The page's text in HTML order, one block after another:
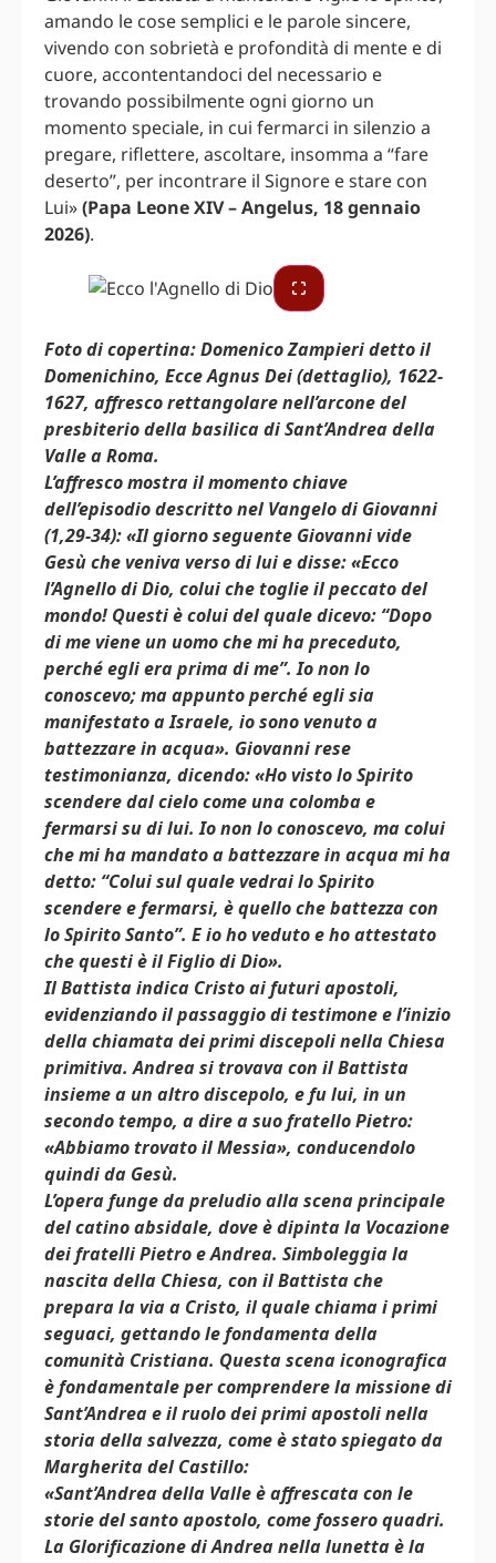
amando le cose semplici e le parole sincere,
vivendo con sobrietà e profondità di mente e di
cuore, accontentandoci del necessario e
trovando possibilmente ogni giorno un
momento speciale, in cui fermarci in silenzio a
pregare, riflettere, ascoltare, insomma a “fare
deserto”, per incontrare il Signore e stare con
Lui»(Papa Leone XIV – Angelus, 18 gennaio
2026).
Foto di copertina: Domenico Zampieri detto il
Domenichino, Ecce Agnus Dei (dettaglio), 1622-
1627, affresco rettangolare nell’arcone del
presbiterio della basilica di Sant’Andrea della
Valle a Roma.
L’affresco mostra il momento chiave
dell’episodio descritto nel Vangelo di Giovanni
(1,29-34): «Il giorno seguente Giovanni vide
Gesù che veniva verso di lui e disse: «Ecco
l’Agnello di Dio, colui che toglie il peccato del
mondo! Questi è colui del quale dicevo: “Dopo
di me viene un uomo che mi ha preceduto,
perché egli era prima di me”. Io non lo
conoscevo; ma appunto perché egli sia
manifestato a Israele, io sono venuto a
battezzare in acqua». Giovanni rese
testimonianza, dicendo: «Ho visto lo Spirito
scendere dal cielo come una colomba e
fermarsi su di lui. Io non lo conoscevo, ma colui
che mi ha mandato a battezzare in acqua mi ha
detto: “Colui sul quale vedrai lo Spirito
scendere e fermarsi, è quello che battezza con
lo Spirito Santo”. E io ho veduto e ho attestato
che questi è il Figlio di Dio».
Il Battista indica Cristo ai futuri apostoli,
evidenziando il passaggio di testimone e l’inizio
della chiamata dei primi discepoli nella Chiesa
primitiva. Andrea si trovava con il Battista
insieme a un altro discepolo, e fu lui, in un
secondo tempo, a dire a suo fratello Pietro:
«Abbiamo trovato il Messia», conducendolo
quindi da Gesù.
L’opera funge da preludio alla scena principale
del catino absidale, dove è dipinta la Vocazione
dei fratelli Pietro e Andrea. Simboleggia la
nascita della Chiesa, con il Battista che
prepara la via a Cristo, il quale chiama i primi
seguaci, gettando le fondamenta della
comunità Cristiana. Questa scena iconografica
è fondamentale per comprendere la missione di
Sant’Andrea e il ruolo dei primi apostoli nella
storia della salvezza, come è stato spiegato da
Margherita del Castillo:
«Sant’Andrea della Valle è affrescata con le
storie del santo apostolo, come fossero quadri.
La Glorificazione di Andrea nella lunetta è la